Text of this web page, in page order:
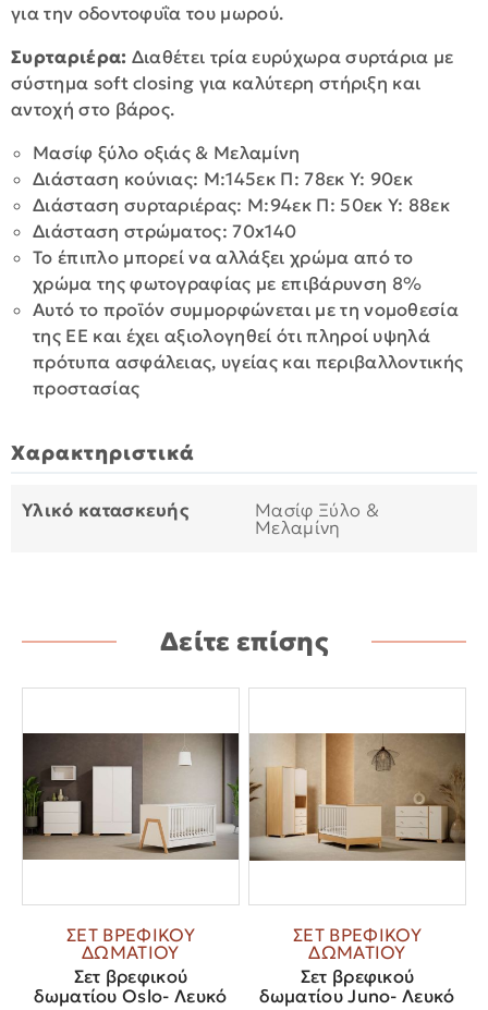
για την οδοντοφυΐα του μωρού.
Συρταριέρα: Διαθέτει τρία ευρύχωρα συρτάρια με
σύστημα soft closing για καλύτερη στήριξη και
αντοχή στο βάρος.
Μασίφ ξύλο οξιάς & Mελαμίνη
Διάσταση κούνιας: Μ:145εκ Π: 78εκ Y: 90εκ
Διάσταση συρταριέρας: Μ:94εκ Π: 50εκ Y: 88εκ
Διάσταση στρώματος: 70x140
Το έπιπλο μπορεί να αλλάξει χρώμα από το
χρώμα της φωτογραφίας με επιβάρυνση 8%
Αυτό το προϊόν συμμορφώνεται με τη νομοθεσία
της ΕΕ και έχει αξιολογηθεί ότι πληροί υψηλά
πρότυπα ασφάλειας, υγείας και περιβαλλοντικής
προστασίας
Χαρακτηριστικά
Υλικό κατασκευής Μασίφ Ξύλο &
Μελαμίνη
Δείτε επίσης
ΣΕΤ ΒΡΕΦΙΚΟΥ
ΔΩΜΑΤΙΟΥ
Σετ βρεφικού
δωματίου Oslo- Λευκό
ΣΕΤ ΒΡΕΦΙΚΟΥ
ΔΩΜΑΤΙΟΥ
Σετ βρεφικού
δωματίου Juno- Λευκό